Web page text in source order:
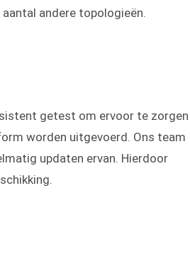
aantal andere topologieën.
getest om ervoor te zorgen
worden uitgevoerd. Ons team
updaten ervan. Hierdoor